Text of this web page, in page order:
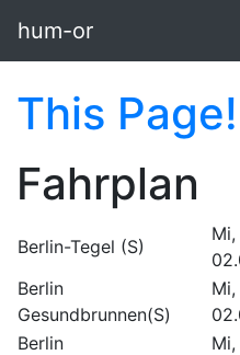
hum-or
This Page!
Fahrplan
Berlin-Tegel (S)
Mi,
Berlin
Gesundbrunnen(S)
Mi,
Berlin
Mi,